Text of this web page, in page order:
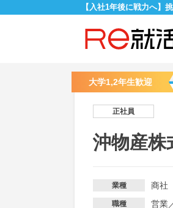
【入社1年後に戦力へ】
大学1,2年生歓迎
正社員
沖物産株
業種 商社
職種 営業